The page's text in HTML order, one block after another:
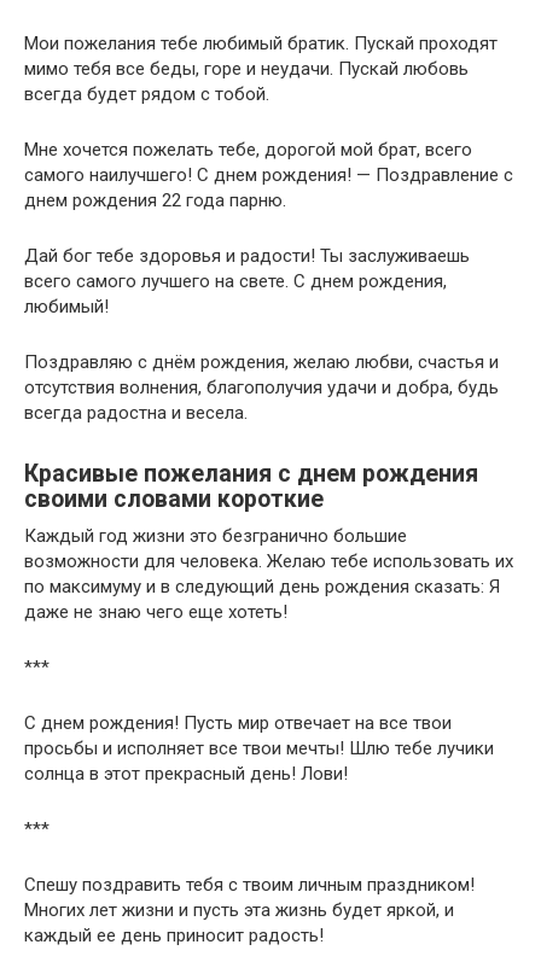
Мои пожелания тебе любимый братик. Пускай проходят
мимо тебя все беды, горе и неудачи. Пускай любовь
всегда будет рядом с тобой.
Мне хочется пожелать тебе, дорогой мой брат, всего
самого наилучшего! С днем рождения! — Поздравление с
днем рождения 22 года парню.
Дай бог тебе здоровья и радости! Ты заслуживаешь
всего самого лучшего на свете. С днем рождения,
любимый!
Поздравляю с днём рождения, желаю любви, счастья и
отсутствия волнения, благополучия удачи и добра, будь
всегда радостна и весела.
Красивые пожелания с днем рождения
своими словами короткие
Каждый год жизни это безгранично большие
возможности для человека. Желаю тебе использовать их
по максимуму и в следующий день рождения сказать: Я
даже не знаю чего еще хотеть!
***
С днем рождения! Пусть мир отвечает на все твои
просьбы и исполняет все твои мечты! Шлю тебе лучики
солнца в этот прекрасный день! Лови!
***
Спешу поздравить тебя с твоим личным праздником!
Многих лет жизни и пусть эта жизнь будет яркой, и
каждый ее день приносит радость!